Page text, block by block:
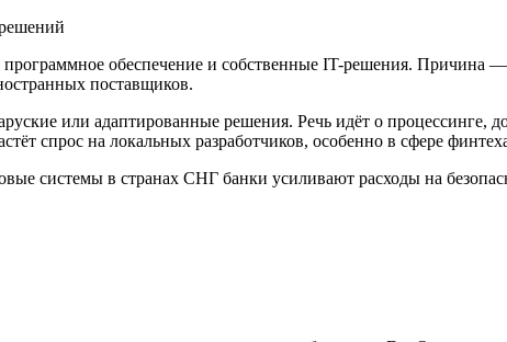
программное обеспечение и собственные IT-решения. Причина
поставщиков.
или адаптированные решения. Речь идёт о процессинге,
спрос на локальных разработчиков, особенно в сфере
системы в странах СНГ банки усиливают расходы на